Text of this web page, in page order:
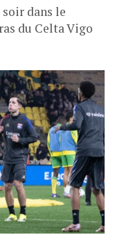
dans le
du Celta Vigo